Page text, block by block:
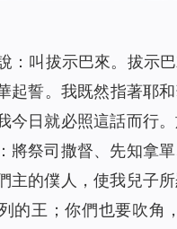
：叫拔示巴來。拔示
起誓。我既然指著耶
今日就必照這話而行
將祭司撒督、先知拿
主的僕人，使我兒子
的王；你們也要吹角